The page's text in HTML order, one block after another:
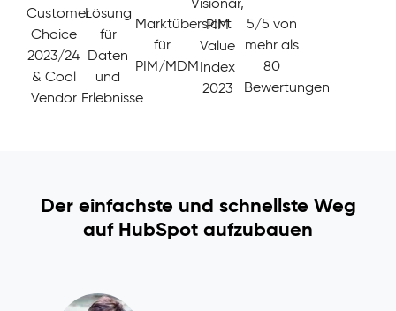
Customer
Choice
2023/24
& Cool
Vendor
Lösung
für
Daten
und
Erlebnisse
Marktübersicht
für
PIM/MDM
PIM
Value
Index
2023
5/5 von
mehr als
80
Bewertungen
Der einfachste und schnellste Weg
auf HubSpot aufzubauen